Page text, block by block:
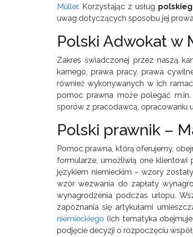
Müller. Korzystając z usług
uwag dotyczących sposobu jej
Polski Adwokat w
Zakres świadczonej przez naszą
karnego, prawa pracy, prawa
również wykonywanych w ich
pomoc prawna może polegać
sporów z pracodawcą, opracowaniu
Polski prawnik –
Pomoc prawna, którą oferujemy,
formularze, umożliwią one klientowi
językiem niemieckim – wzory
wzór wezwania do zapłaty
wynagrodzenia podczas urlopu.
zapoznania się artykułami
niemieckiego (ich tematyka
podjęcie decyzji o rozpoczęciu